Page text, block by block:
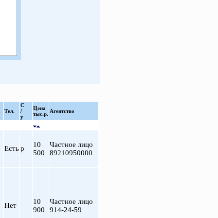
Тел.
С
/
у
Цена
тыс.р. Агентство
Естьр
10
500
Частное лицо
89210950000
Нет
10
900
Частное лицо
914-24-59